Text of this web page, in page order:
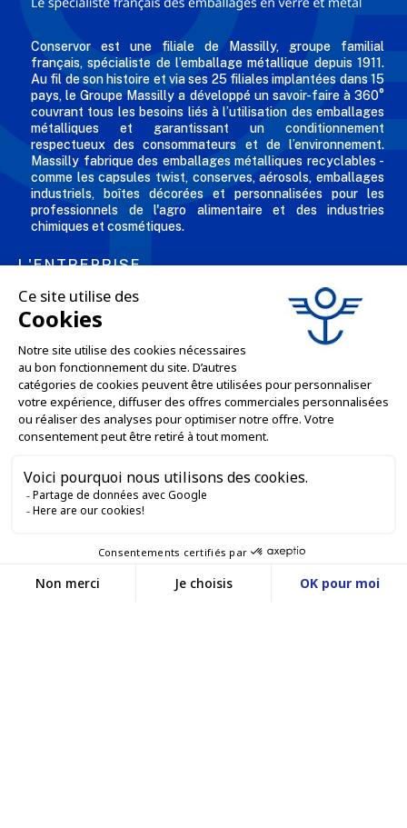
Conservor est une filiale de Massilly, groupe familial
français, spécialiste de l’emballage métallique depuis 1911.
Au fil de son histoire et via ses 25 filiales implantées dans 15
pays, le Groupe Massilly a développé un savoir-faire à 360°
couvrant tous les besoins liés à l’utilisation des emballages
métalliques et garantissant un conditionnement
respectueux des consommateurs et de l’environnement.
Massilly fabrique des emballages métalliques recyclables -
comme les capsules twist, conserves, aérosols, emballages
industriels, boîtes décorées et personnalisées pour les
professionnels de l'agro alimentaire et des industries
chimiques et cosmétiques.
L'ENTREPRISE 
NOS OFFRES
SERVICES PRO
SERVICES VENTE EN LIGNE 
Nous contacter
NOS AGENCES
03 88 55 17 75
entre 9h et 12h puis